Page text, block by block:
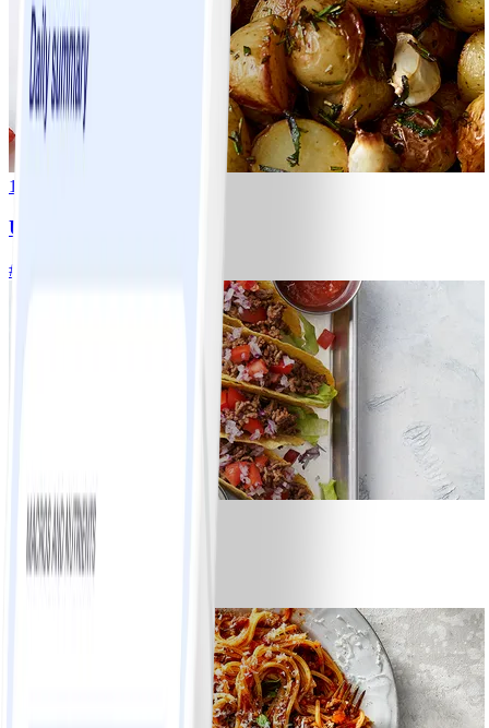
1
Ugnsrostad potatis
#
Tacos